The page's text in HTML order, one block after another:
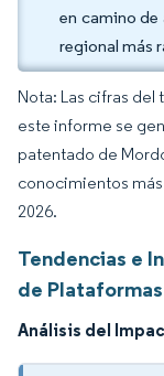
en camino de
regional más
Nota: Las cifras
este informe se
patentado de
conocimientos
2026.
Tendencias e
de
Análisis del